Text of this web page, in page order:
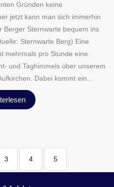
Gründen keine
jetzt kann man sich immerhin
Berger Sternwarte bequem ins
Sternwarte Berg) Eine
mehrmals pro Stunde eine
und Taghimmels über unserem
Dabei kommt ein...
3 4 5